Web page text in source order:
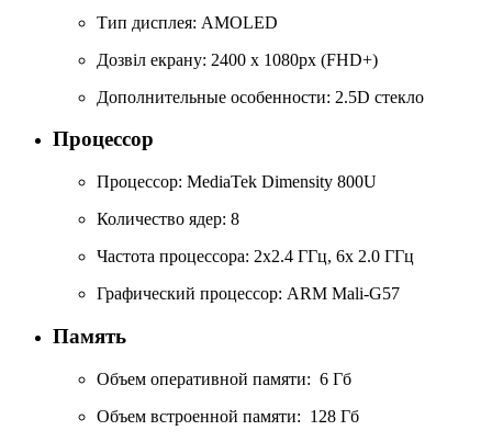
Тип дисплея: AMOLED
Дозвіл екрану: 2400 х 1080px (FHD+)
Дополнительные особенности: 2.5D стекло
Процессор
Процессор: MediaTek Dimensity 800U
Количество ядер: 8
Частота процессора: 2х2.4 ГГц, 6х 2.0 ГГц
Графический процессор: ARM Mali-G57
Память
Объем оперативной памяти: 6 Гб
Объем встроенной памяти: 128 Гб